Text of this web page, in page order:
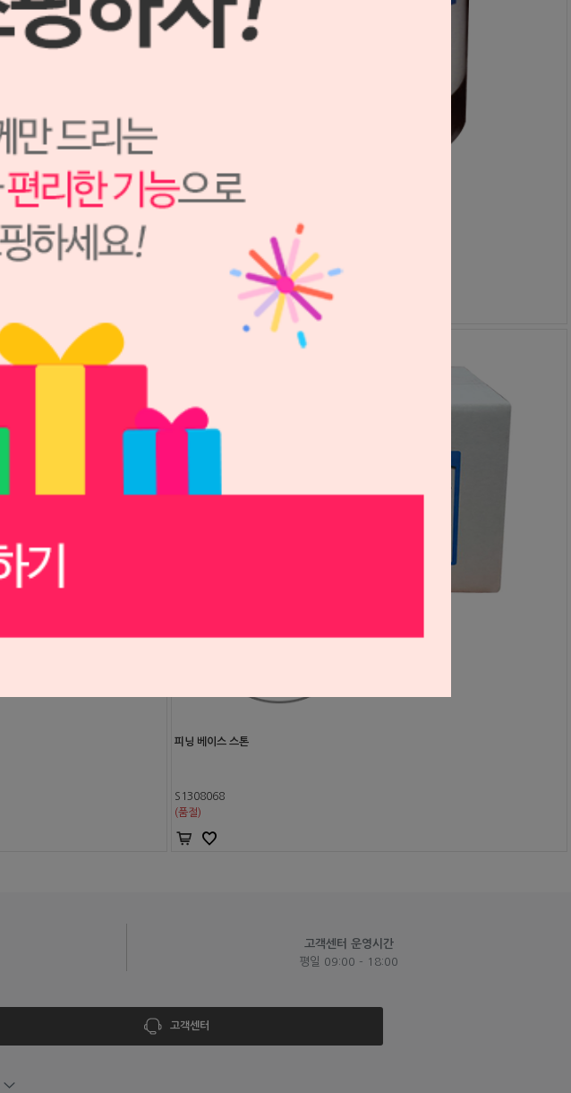
피닝 베이스 스톤
S1308068
(품절)
고객센터 운영시간
평일 09:00 - 18:00
고객센터